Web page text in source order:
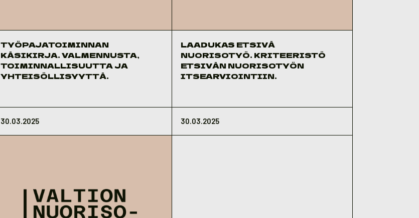
TYÖPAJATOIMINNAN
KÄSIKIRJA. VALMENNUSTA,
TOIMINNALLISUUTTA JA
YHTEISÖLLISYYTTÄ.
30.03.2025
LAADUKAS ETSIVÄ
NUORISOTYÖ. KRITEERISTÖ
ETSIVÄN NUORISOTYÖN
ITSEARVIOINTIIN.
30.03.2025